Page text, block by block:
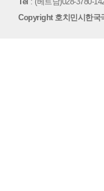
Copyright 호치민시한국